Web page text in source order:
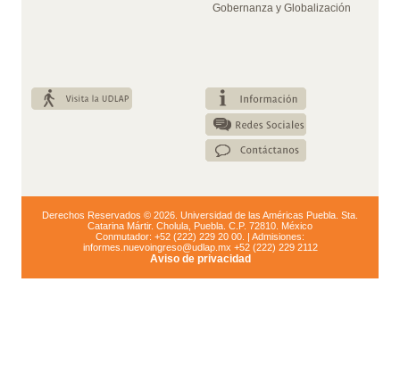
Gobernanza y Globalización
Derechos Reservados © 2026. Universidad de las Américas Puebla. Sta.
Catarina Mártir. Cholula, Puebla. C.P. 72810. México
Conmutador: +52 (222) 229 20 00. | Admisiones:
informes.nuevoingreso@udlap.mx +52 (222) 229 2112
Aviso de privacidad